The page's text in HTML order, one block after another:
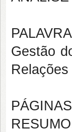
Gestão